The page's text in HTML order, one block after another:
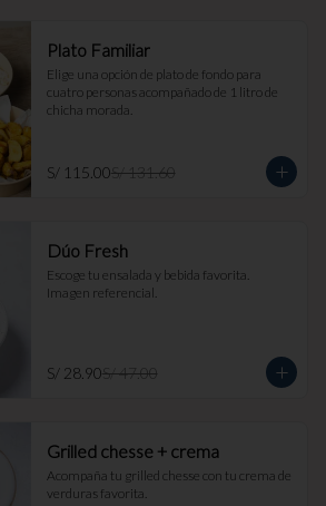
Plato Familiar
Elige una opción de plato de fondo para
cuatro personas acompañado de 1 litro de
chicha morada.
S/ 115.00S/ 131.60
Dúo Fresh
Escoge tu ensalada y bebida favorita.
Imagen referencial.
S/ 28.90S/ 47.00
Grilled chesse + crema
Acompaña tu grilled chesse con tu crema de
verduras favorita.